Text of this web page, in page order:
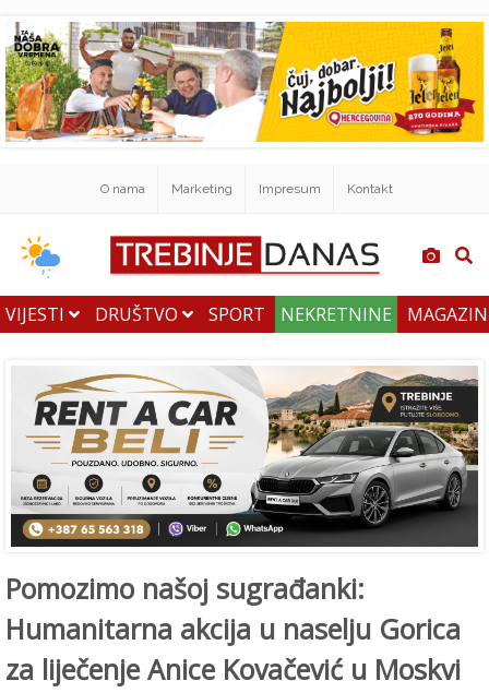
O nama Marketing Impresum Kontakt
VIJESTI DRUŠTVO SPORT NEKRETNINE
Pomozimo našoj sugrađanki:
Humanitarna akcija u naselju Gorica
za liječenje Anice Kovačević u Moskvi